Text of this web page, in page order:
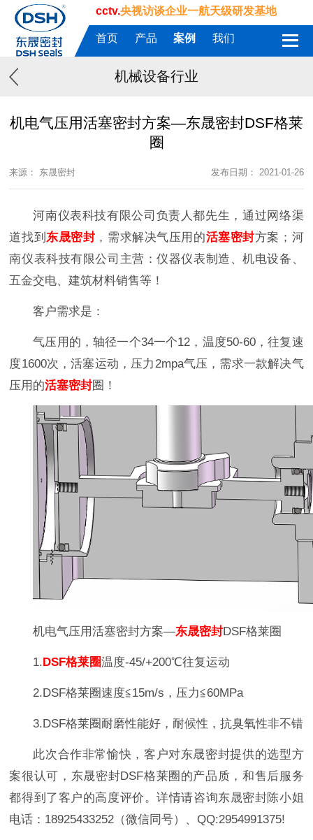
cctv.央视访谈企业一航天级研发基地
首页 产品 案例 我们
机械设备行业
机电气压用活塞密封方案—东晟密封DSF格莱
圈
来源： 东晟密封 发布日期： 2021-01-26
河南仪表科技有限公司负责人都先生，通过网络渠
道找到东晟密封 ，需求解决气压用的活塞密封方案；河
南仪表科技有限公司主营：仪器仪表制造、机电设备、
五金交电、建筑材料销售等！
客户需求是：
气压用的，轴径一个34一个12，温度50-60，往复速
度1600次，活塞运动，压力2mpa气压，需求一款解决气
压用的活塞密封圈！
机电气压用活塞密封方案—东晟密封DSF格莱圈
1.DSF格莱圈温度-45/+200℃往复运动
2.DSF格莱圈速度≦15m/s，压力≦60MPa
3.DSF格莱圈耐磨性能好，耐候性，抗臭氧性非不错
此次合作非常愉快，客户对东晟密封提供的选型方
案很认可，东晟密封DSF格莱圈的产品质，和售后服务
都得到了客户的高度评价。详情请咨询东晟密封陈小姐
电话：18925433252（微信同号）、QQ:2954991375!